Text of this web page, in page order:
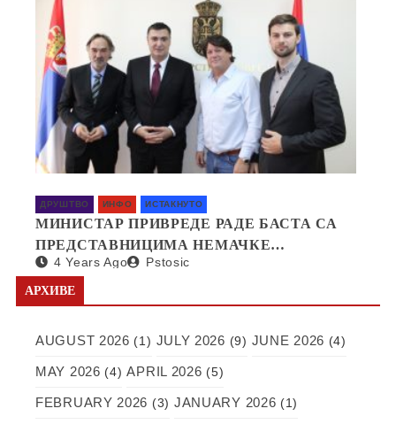
ДРУШТВО ИНФО ИСТАКНУТО
МИНИСТАР ПРИВРЕДЕ РАДЕ БАСТА СА
ПРЕДСТАВНИЦИМА НЕМАЧКЕ
КОМПАНИЈЕ SAPI О ОТВАРАЊУ
ФАБРИКЕ У СРБИЈИ
4 Years Ago Pstosic
АРХИВЕ
AUGUST 2026 (1) JULY 2026 (9) JUNE 2026 (4)
MAY 2026 (4) APRIL 2026 (5)
FEBRUARY 2026 (3) JANUARY 2026 (1)